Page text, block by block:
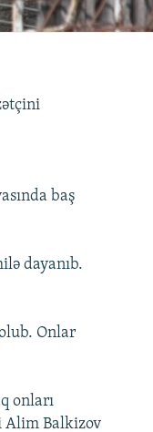
baş
dayanıb.
Onlar
onları
Alim Balkizov